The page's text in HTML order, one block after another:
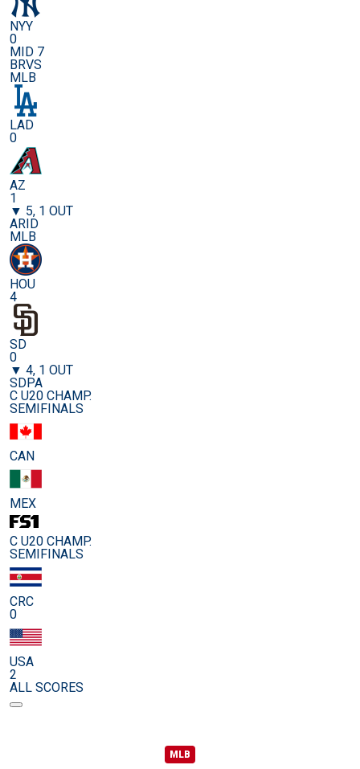
NYY
0
MID 7
BRVS
MLB
LAD
0
AZ
1
▼ 5, 1 OUT
ARID
MLB
HOU
4
SD
0
▼ 4, 1 OUT
SDPA
C U20 CHAMP.
SEMIFINALS
CAN
MEX
C U20 CHAMP.
SEMIFINALS
CRC
0
USA
2
ALL SCORES
MLB